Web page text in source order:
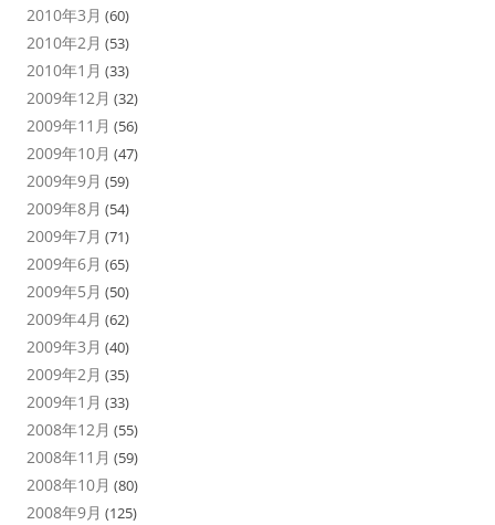
2010年3月 (60)
2010年2月 (53)
2010年1月 (33)
2009年12月 (32)
2009年11月 (56)
2009年10月 (47)
2009年9月 (59)
2009年8月 (54)
2009年7月 (71)
2009年6月 (65)
2009年5月 (50)
2009年4月 (62)
2009年3月 (40)
2009年2月 (35)
2009年1月 (33)
2008年12月 (55)
2008年11月 (59)
2008年10月 (80)
2008年9月 (125)